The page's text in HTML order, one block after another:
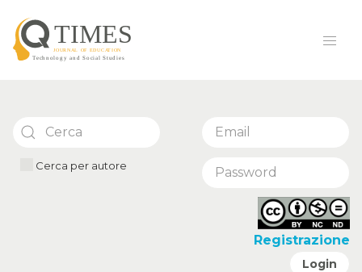
Cerca per autore
Registrazione
Login